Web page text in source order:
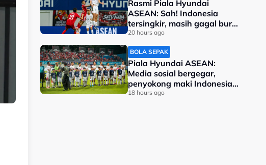
Rasmi Piala Hyundai
ASEAN: Sah! Indonesia
tersingkir, masih gagal buru
kejuaraan
20 hours ago
BOLA SEPAK
Piala Hyundai ASEAN:
Media sosial bergegar,
penyokong maki Indonesia
malu kalah
18 hours ago